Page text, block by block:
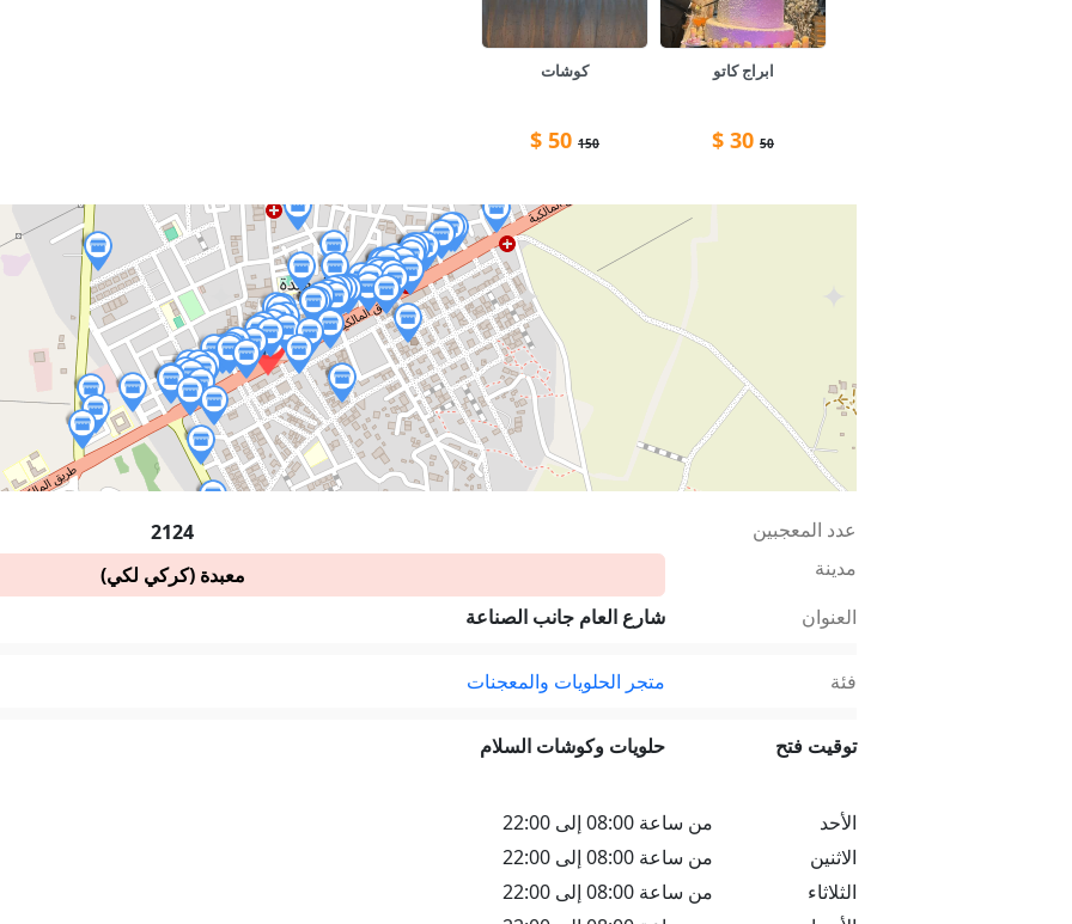
ابراج كاتو
50
30
$
كوشات
150
50
$
عدد المعجبين
2124
مدينة
معبدة (كركي لكي)
العنوان
شارع العام جانب الصناعة
فئة متجر الحلويات والمعجنات
توقيت فتح حلويات وكوشات السلام
الأحد
من ساعة 08:00 إلى 22:00
الاثنين
من ساعة 08:00 إلى 22:00
الثلاثاء
من ساعة 08:00 إلى 22:00